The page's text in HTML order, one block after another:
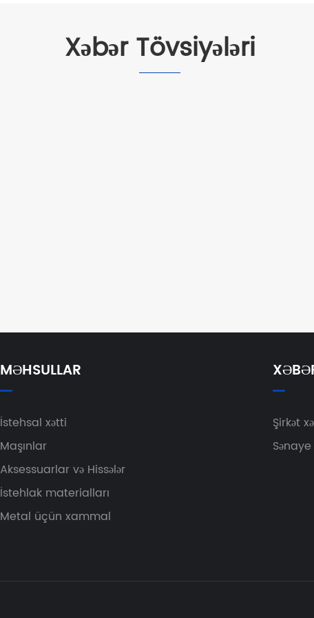
Xəbər Tövsiyələri
MƏHSULLAR
İstehsal xətti
Maşınlar
Aksessuarlar və Hissələr
İstehlak materialları
Metal üçün xammal
Şirkət